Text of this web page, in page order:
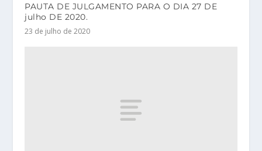
PAUTA DE JULGAMENTO PARA O DIA 27 DE
julho DE 2020.
23 de julho de 2020